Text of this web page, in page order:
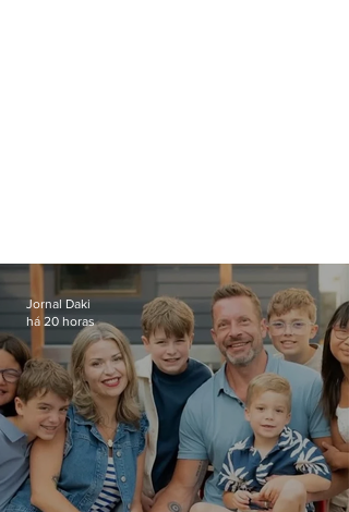
Jornal Daki
há 20 horas